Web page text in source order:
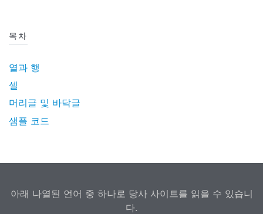
목차
열과 행
셀
머리글 및 바닥글
샘플 코드
아래 나열된 언어 중 하나로 당사 사이트를 읽을 수 있습니
다.